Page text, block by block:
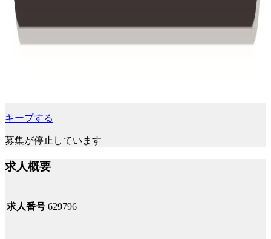
キープする
募集が停止しています
求人概要
求人番号 629796